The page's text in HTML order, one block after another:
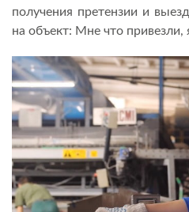
получения претензии и
на объект: Мне что